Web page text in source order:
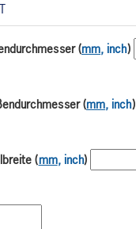
(mm, inch)
(mm, inch)
(mm, inch)